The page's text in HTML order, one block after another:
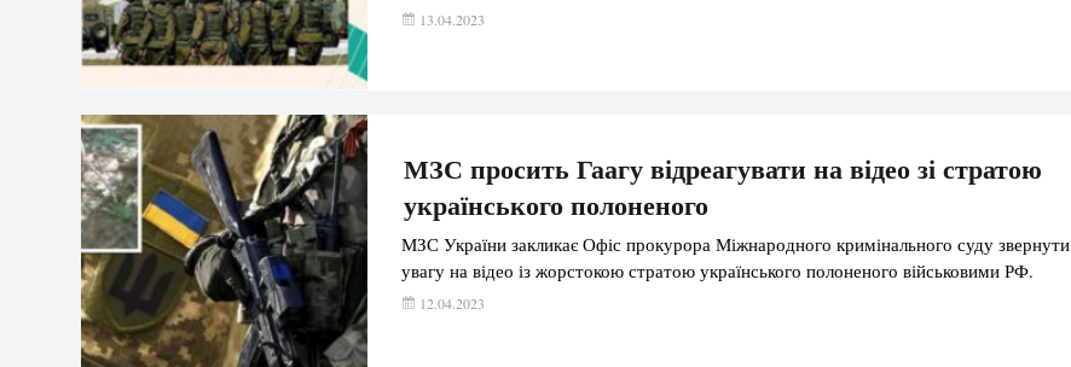
13.04.2023
МЗС просить Гаагу відреагувати на відео зі стратою
українського полоненого
МЗС України закликає Офіс прокурора Міжнародного кримінального суду звернути
увагу на відео із жорстокою стратою українського полоненого військовими РФ.
12.04.2023